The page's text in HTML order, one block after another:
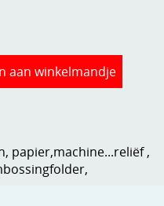
papier,machine...reliëf ,